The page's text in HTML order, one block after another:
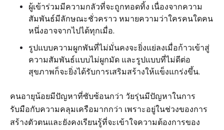
ผู้เข้าร่วมมีความกลัวที่จะถูกทอดทิ้ง เนื่องจากความ
สัมพันธ์มีลักษณะชั่วคราว หมายความว่าใครคนใดคน
หนึ่งอาจจากไปได้ทุกเมื่อ.
รูปแบบความผูกพันที่ไม่มั่นคงจะยิ่งแย่ลงเมื่อก้าวเข้าสู่
ความสัมพันธ์แบบไม่ผูกมัด และรูปแบบที่ไม่ดีต่อ
สุขภาพก็จะยิ่งได้รับการเสริมสร้างให้แข็งแกร่งขึ้น.
คนอายุน้อยมีปัญหาที่ซับซ้อนกว่า วัยรุ่นมีปัญหาในการ
รับมือกับความคลุมเครือมากกว่า เพราะอยู่ในช่วงของการ
สร้างตัวตนและยังคงเรียนรู้ที่จะเข้าใจความต้องการของ